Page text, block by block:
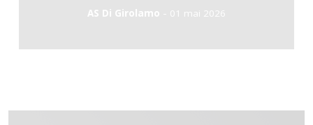
AS Di Girolamo - 01 mai 2026